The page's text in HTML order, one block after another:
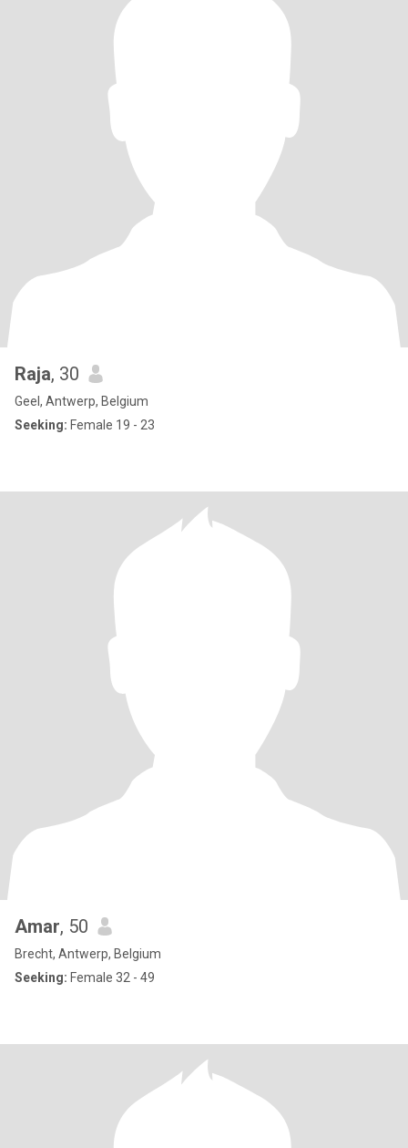
Raja, 30
Geel, Antwerp, Belgium
Seeking: Female 19 - 23
Amar, 50
Brecht, Antwerp, Belgium
Seeking: Female 32 - 49